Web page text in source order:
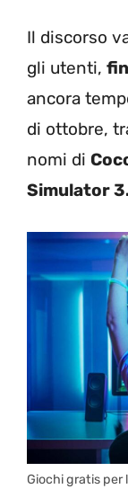
Il discorso
gli utenti,
ancora
di ottobre,
nomi di
Simulator
Giochi gratis per